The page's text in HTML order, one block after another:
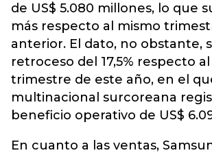
de US$ 5.080 millones, lo que
más respecto al mismo
anterior. El dato, no obstante,
retroceso del 17,5% respecto
trimestre de este año, en el
multinacional surcoreana
beneficio operativo de US$
En cuanto a las ventas,